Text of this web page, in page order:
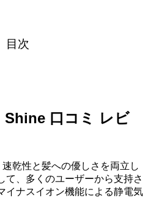
目次
口コミ レビ
乾性と髪への優しさを両立し
て、多くのユーザーから支持さ
イナスイオン機能による静電気